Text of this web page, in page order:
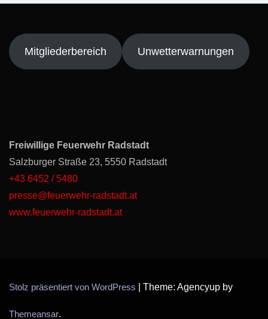
Mitgliederbereich Unwetterwarnungen
Freiwillige Feuerwehr Radstadt
Salzburger Straße 23, 5550 Radstadt
+43 6452 / 5480
presse@feuerwehr-radstadt.at
www.feuerwehr-radstadt.at
Stolz präsentiert von WordPress Theme: Agencyup by
Themeansar.